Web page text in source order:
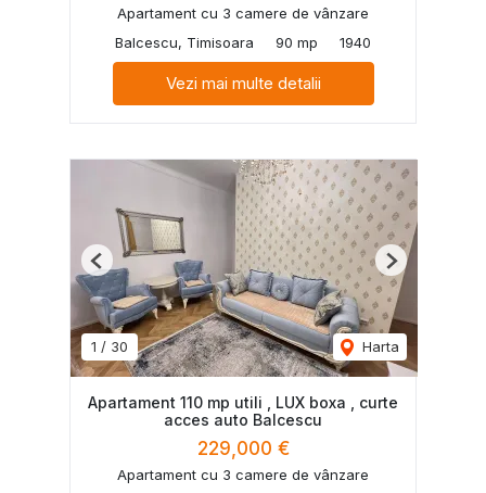
Apartament cu 3 camere de vânzare
Balcescu, Timisoara
90 mp 1940
Vezi mai multe detalii
1 / 30 Harta
Previous Next
Apartament 110 mp utili , LUX boxa , curte
acces auto Balcescu
229,000 €
Apartament cu 3 camere de vânzare